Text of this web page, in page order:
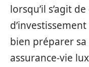
lorsqu’il s’agit
bien préparer
assurance-vie